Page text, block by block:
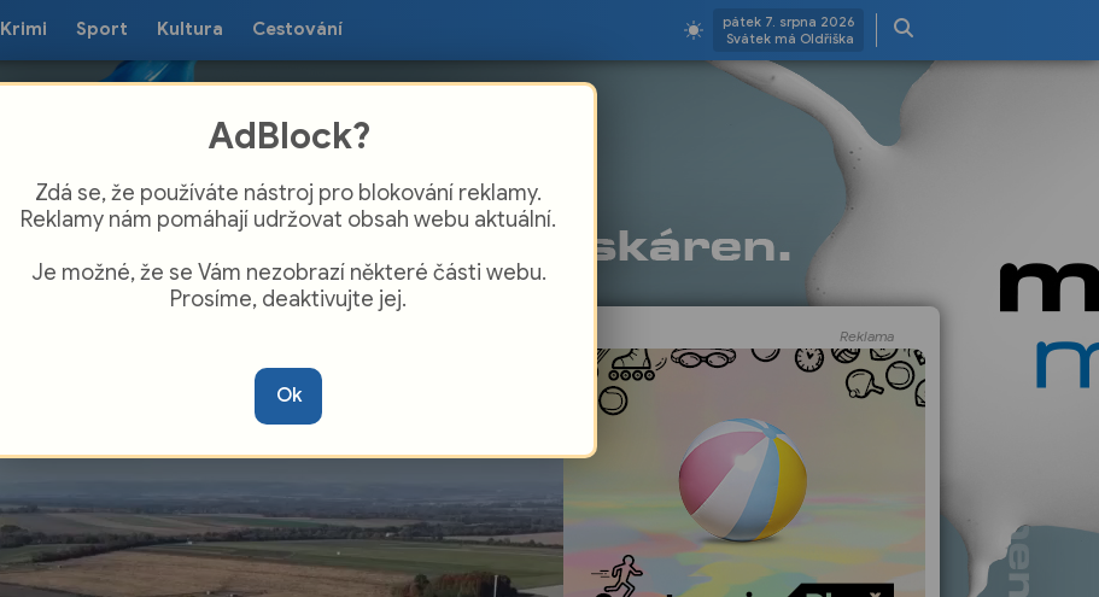
Krimi Sport Kultura Cestování
pátek 7. srpna 2026
Svátek má Oldřiška
logistické centrum BMW Group
Reklama
AdBlock?
Zdá se, že používáte nástroj pro blokování reklamy.
Reklamy nám pomáhají udržovat obsah webu aktuální.
Je možné, že se Vám nezobrazí některé části webu.
Prosíme, deaktivujte jej.
Ok